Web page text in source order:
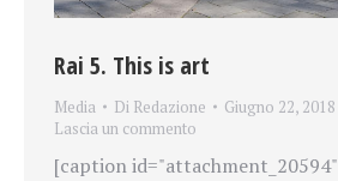
Rai 5. This is art
Media Di Redazione
Giugno 22, 2018
Lascia un commento
[caption id="attachment_20594"